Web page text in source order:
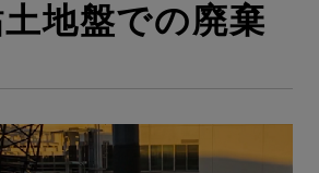
地盤での廃棄